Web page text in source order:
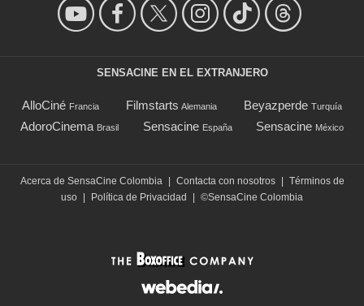
SENSACINE EN EL EXTRANJERO
AlloCiné Francia Filmstarts Alemania Beyazperde Turquía
AdoroCinema Brasil Sensacine España Sensacine México
Acerca de SensaCine Colombia Contacta con nosotros
Términos de
uso
Política de Privacidad ©SensaCine Colombia